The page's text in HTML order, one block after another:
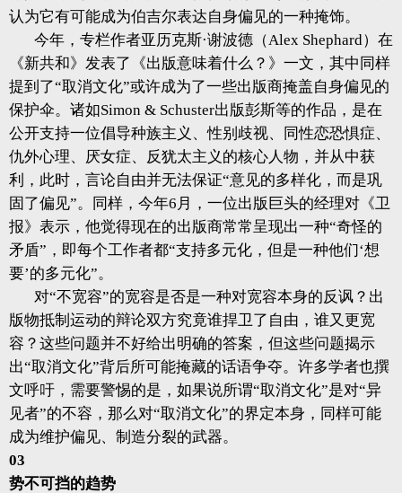
认为它有可能成为伯吉尔表达自身偏见的一种掩饰。
今年，专栏作者亚历克斯·谢波德（Alex Shephard）在
《新共和》发表了《出版意味着什么？》一文，其中同样
提到了“取消文化”或许成为了一些出版商掩盖自身偏见的
保护伞。诸如Simon & Schuster出版彭斯等的作品，是在
公开支持一位倡导种族主义、性别歧视、同性恋恐惧症、
仇外心理、厌女症、反犹太主义的核心人物，并从中获
利，此时，言论自由并无法保证“意见的多样化，而是巩
固了偏见”。同样，今年6月，一位出版巨头的经理对《卫
报》表示，他觉得现在的出版商常常呈现出一种“奇怪的
矛盾”，即每个工作者都“支持多元化，但是一种他们‘想
要’的多元化”。
对“不宽容”的宽容是否是一种对宽容本身的反讽？出
版物抵制运动的辩论双方究竟谁捍卫了自由，谁又更宽
容？这些问题并不好给出明确的答案，但这些问题揭示
出“取消文化”背后所可能掩藏的话语争夺。许多学者也撰
文呼吁，需要警惕的是，如果说所谓“取消文化”是对“异
见者”的不容，那么对“取消文化”的界定本身，同样可能
成为维护偏见、制造分裂的武器。
03
势不可挡的趋势